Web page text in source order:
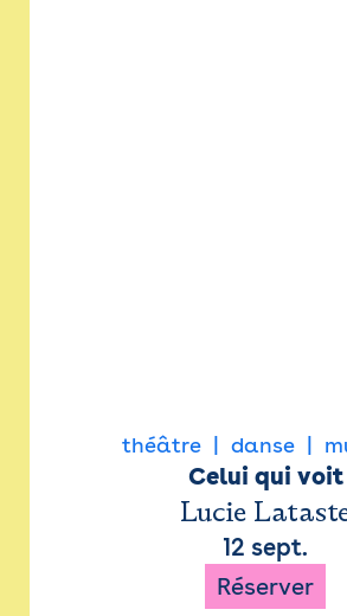
théâtre danse
Celui qui voit
Lucie
12 sept.
Réserver